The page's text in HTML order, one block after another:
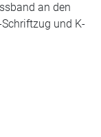
an den
und K-